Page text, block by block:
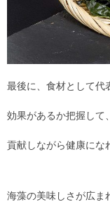
最後に、食材として代
効果があるか把握して
貢献しながら健康にな
海藻の美味しさが広ま